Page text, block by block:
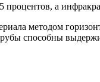
а
методом
способны